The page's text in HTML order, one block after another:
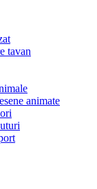
tavan
animate